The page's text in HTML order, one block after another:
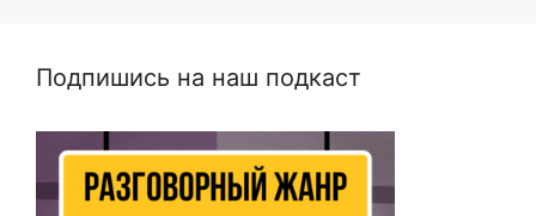
Подпишись на наш подкаст